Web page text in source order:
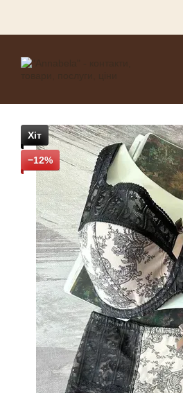
Хіт
−12%